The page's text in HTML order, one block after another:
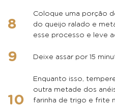
Coloque uma porção
do queijo ralado e
esse processo e leve
Deixe assar por 15
Enquanto isso,
outra metade dos
farinha de trigo e frite